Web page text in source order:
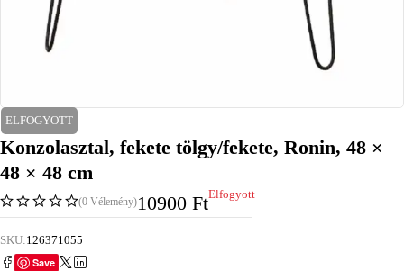
ELFOGYOTT
Konzolasztal, fekete tölgy/fekete, Ronin, 48 ×
48 × 48 cm
(0 Vélemény)10900 FtElfogyott
SKU:126371055
Save